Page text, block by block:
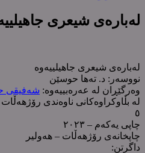
لەبارەی شیعری
لەبارەی شیعری جاهیلییەوە
نووسەر: د. تەها حوسێن
وەرگێڕان لە عەرەبییەوە: شەفیقی
لە بڵاوکراوەکانی ناوەندی
٥
چاپی یەکەم – ٢٠٢٣
چاپخانەی رۆژهەڵات – هەولیر
داگرتن: